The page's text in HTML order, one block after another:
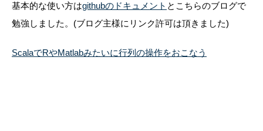
基本的な使い方はgithubのドキュメント とこちらのブログで
勉強しました。(ブログ主様にリンク許可は頂きました)
ScalaでRやMatlabみたいに行列の操作をおこなう